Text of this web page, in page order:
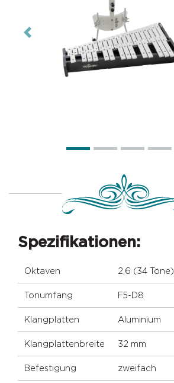
Previous
Spezifikationen:
Oktaven 2,6 (34 Töne)
Tonumfang F5-D8
Klangplatten Aluminium
Klangplattenbreite 32 mm
Befestigung zweifach